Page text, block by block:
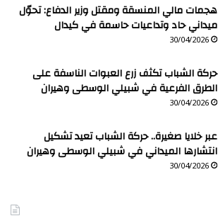
هجمات مالي المنسقة ومقتل وزير الدفاع: تحوّل
ميداني حاد وتداعيات حاسمة في كيدال
30/04/2026
حركة الشباب تكثف زرع العبوات الناسفة على
الطرق الفرعية في شبيلي الوسطى وهيران
30/04/2026
عبر خلايا صغيرة.. حركة الشباب تعيد تشكيل
انتشارها الميداني في شبيلي الوسطى وهيران
30/04/2026